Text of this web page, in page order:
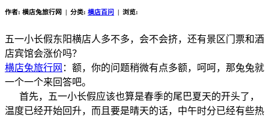
作者: 横店兔旅行网 | 分类: 横店百问 | 浏览:
五一小长假东阳横店人多不多，会不会挤，还有景区门票和酒
店宾馆会涨价吗？
横店兔旅行网 ：额，你的问题稍微有点多额，呵呵，那兔兔就
一个一个来回答吧。
首先，五一小长假应该也算是春季的尾巴夏天的开头了，
温度已经开始回升，而且要是晴天的话，中午时分已经有些热